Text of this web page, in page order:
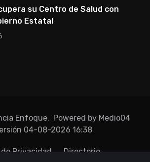
su Centro de Salud con
Estatal
Enfoque. Powered by Medio04
04-08-2026 16:38
de Privacidad Directorio